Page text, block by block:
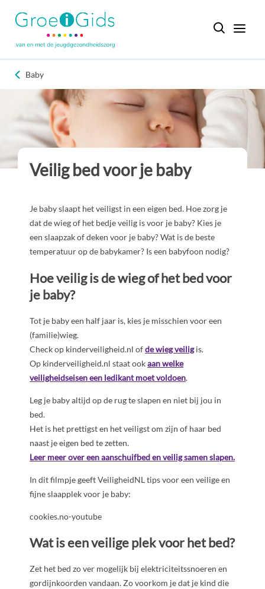
Baby
Veilig bed voor je baby
Je baby slaapt het veiligst in een eigen bed. Hoe zorg je
dat de wieg of het bedje veilig is voor je baby? Kies je
een slaapzak of deken voor je baby? Wat is de beste
temperatuur op de babykamer? Is een babyfoon nodig?
Hoe veilig is de wieg of het bed voor
je baby?
Tot je baby een half jaar is, kies je misschien voor een
(familie)wieg.
Check op kinderveiligheid.nl ofde wieg veiligis.
Op kinderveiligheid.nl staat ookaan welke
veiligheidseisen een ledikant moet voldoen.
Leg je baby altijd op de rug te slapen en niet bij jou in
bed.
Het is het prettigst en het veiligst om zijn of haar bed
naast je eigen bed te zetten.
Leer meer over een aanschuifbed en veilig samen slapen.
In dit filmpje geeft VeiligheidNL tips voor een veilige en
fijne slaapplek voor je baby:
cookies.no-youtube
Wat is een veilige plek voor het bed?
Zet het bed zo ver mogelijk bij elektriciteitssnoeren en
gordijnkoorden vandaan. Zo voorkom je dat je kind die